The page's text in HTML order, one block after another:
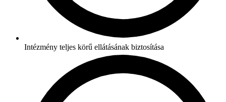
Intézmény teljes körű ellátásának biztosítása